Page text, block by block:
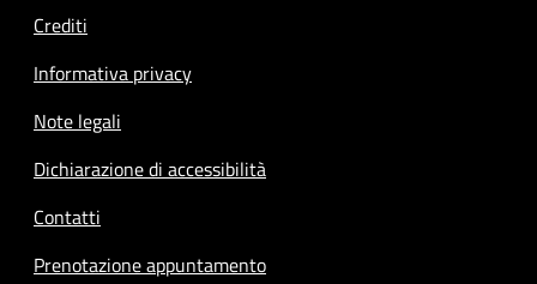
Crediti
Informativa privacy
Note legali
Dichiarazione di accessibilità
Contatti
Prenotazione appuntamento